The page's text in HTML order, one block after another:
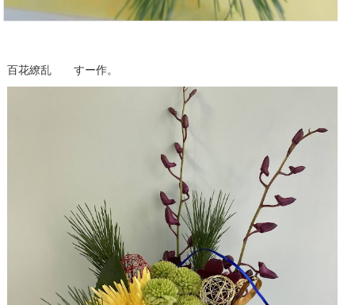
百花繚乱 すー作。